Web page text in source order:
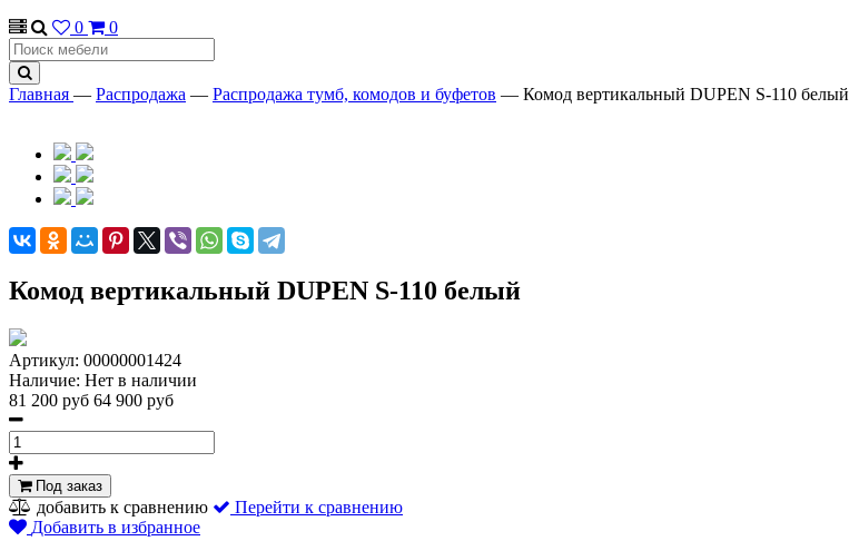
0
0
Главная — Распродажа — Распродажа тумб, комодов и буфетов — Комод вертикальный DUPEN S-110 белый
Комод вертикальный DUPEN S-110 белый
Артикул: 00000001424
Наличие: Нет в наличии
81 200 руб 64 900 руб
Под заказ
добавить к сравнению
Перейти к сравнению
Добавить в избранное